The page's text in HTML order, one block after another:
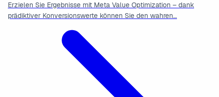
Erzielen Sie Ergebnisse mit Meta Value Optimization – dank
prädiktiver Konversionswerte können Sie den wahren…